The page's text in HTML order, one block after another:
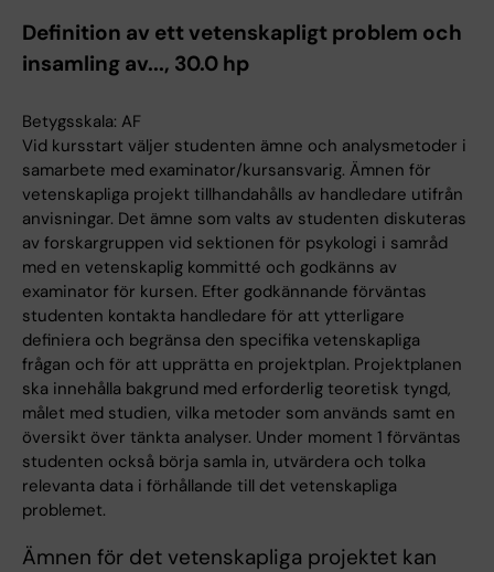
Definition av ett vetenskapligt problem och
insamling av..., 30.0 hp
Betygsskala: AF
Vid kursstart väljer studenten ämne och analysmetoder i
samarbete med examinator/kursansvarig. Ämnen för
vetenskapliga projekt tillhandahålls av handledare utifrån
anvisningar. Det ämne som valts av studenten diskuteras
av forskargruppen vid sektionen för psykologi i samråd
med en vetenskaplig kommitté och godkänns av
examinator för kursen. Efter godkännande förväntas
studenten kontakta handledare för att ytterligare
definiera och begränsa den specifika vetenskapliga
frågan och för att upprätta en projektplan. Projektplanen
ska innehålla bakgrund med erforderlig teoretisk tyngd,
målet med studien, vilka metoder som används samt en
översikt över tänkta analyser. Under moment 1 förväntas
studenten också börja samla in, utvärdera och tolka
relevanta data i förhållande till det vetenskapliga
problemet.
Ämnen för det vetenskapliga projektet kan